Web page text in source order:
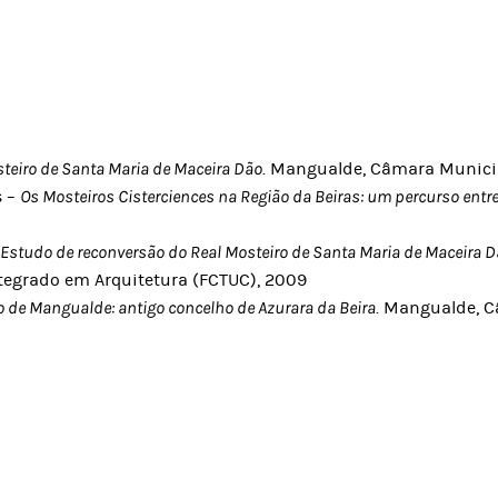
de Santa Maria de Maceira Dão. Mangualde, Câmara
– Os Mosteiros Cisterciences na Região da Beiras: um percurso
Estudo de reconversão do Real Mosteiro de Santa Maria de Maceira
em Arquitetura (FCTUC), 2009
de Mangualde: antigo concelho de Azurara da Beira. Mangualde,